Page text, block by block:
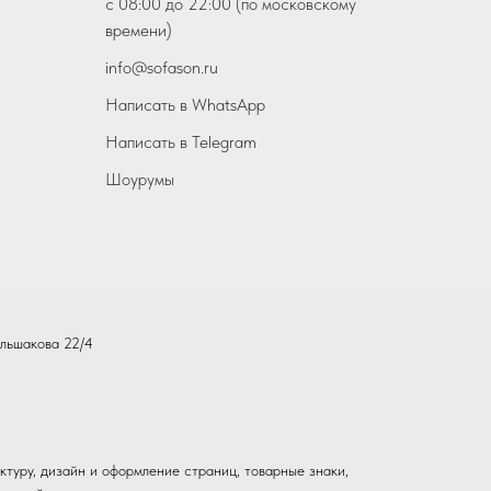
времени)
info@sofason.ru
Написать в WhatsApp
Написать в Telegram
Шоурумы
22/4
дизайн и оформление страниц, товарные знаки,